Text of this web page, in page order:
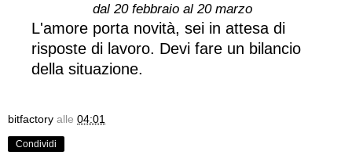
dal 20 febbraio al 20 marzo
L'amore porta novità, sei in attesa di
risposte di lavoro. Devi fare un bilancio
della situazione.
bitfactory alle 04:01
Condividi